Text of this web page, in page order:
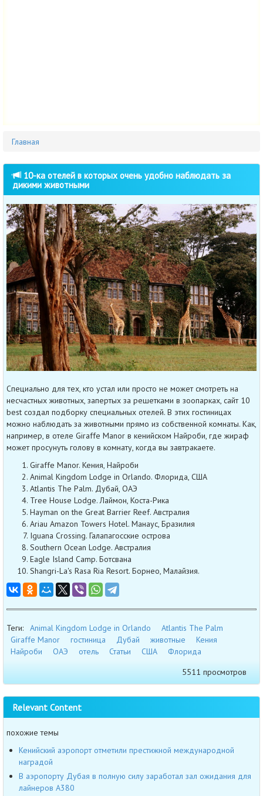
Главная
10-ка отелей в которых очень удобно наблюдать за
дикими животными
Специально для тех, кто устал или просто не может смотреть на
несчастных животных, запертых за решетками в зоопарках, сайт 10
best создал подборку специальных отелей. В этих гостиницах
можно наблюдать за животными прямо из собственной комнаты. Как,
например, в отеле Giraffe Manor в кенийском Найроби, где жираф
может просунуть голову в комнату, когда вы завтракаете.
Giraffe Manor. Кения, Найроби
Animal Kingdom Lodge in Orlando. Флорида, США
Atlantis The Palm. Дубай, ОАЭ
Tree House Lodge. Лаймон, Коста-Рика
Hayman on the Great Barrier Reef. Австралия
Ariau Amazon Towers Hotel. Манаус, Бразилия
Iguana Crossing. Галапагосские острова
Southern Ocean Lodge. Австралия
Eagle Island Camp. Ботсвана
Shangri-La's Rasa Ria Resort. Борнео, Малайзия.
Теги: Animal Kingdom Lodge in Orlando
Atlantis The Palm
Giraffe Manor
гостиница Дубай животные
Кения
Найроби
ОАЭ отель Статьи США
Флорида
5511 просмотров
Relevant Content
похожие темы
Кенийский аэропорт отметили престижной международной
наградой
В аэропорту Дубая в полную силу заработал зал ожидания для
лайнеров А380